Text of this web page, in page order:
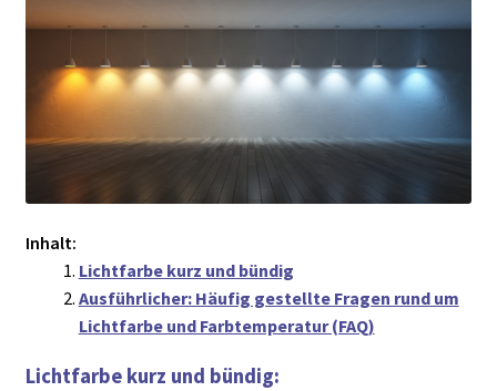
Inhalt:
Lichtfarbe kurz und bündig
Ausführlicher: Häufig gestellte Fragen rund um
Lichtfarbe und Farbtemperatur (FAQ)
Lichtfarbe kurz und bündig: